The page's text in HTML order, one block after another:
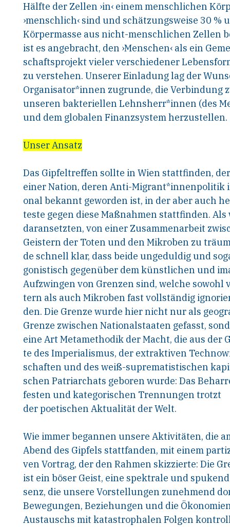
Hälfte der Zellen ›in‹ einem menschlichen
›menschlich‹ sind und schätzungsweise 30 %
Körpermasse aus nicht-menschlichen Zellen
ist es angebracht, den ›Menschen‹ als ein
schaftsprojekt vieler verschiedener
zu verstehen. Unserer Einladung lag der
Organisator*innen zugrunde, die Verbindung
unseren bakteriellen Lehnsherr*innen (des
und dem globalen Finanzsystem herzustellen.
Unser Ansatz
Das Gipfeltreffen sollte in Wien stattfinden,
einer Nation, deren Anti-Migrant*innenpolitik
onal bekannt geworden ist, in der aber auch
teste gegen diese Maßnahmen stattfinden. Als
daransetzten, von einer Zusammenarbeit
Geistern der Toten und den Mikroben zu
de schnell klar, dass beide ungeduldig und
gonistisch gegenüber dem künstlichen und
Aufzwingen von Grenzen sind, welche sowohl
tern als auch Mikroben fast vollständig
den. Die Grenze wurde hier nicht nur als
Grenze zwischen Nationalstaaten gefasst,
eine Art Metamethodik der Macht, die aus der
te des Imperialismus, der extraktiven
schaften und des weiß-suprematistischen
schen Patriarchats geboren wurde: Das
festen und kategorischen Trennungen trotzt
der poetischen Aktualität der Welt.
Wie immer begannen unsere Aktivitäten, die
Abend des Gipfels stattfanden, mit einem
ven Vortrag, der den Rahmen skizzierte: Die
ist ein böser Geist, eine spektrale und
senz, die unsere Vorstellungen zunehmend
Bewegungen, Beziehungen und die
Austauschs mit katastrophalen Folgen